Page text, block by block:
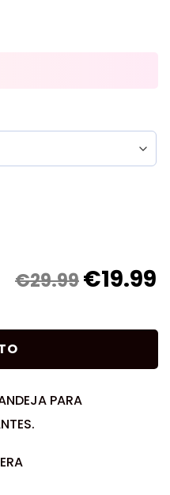
€29.99€19.99
PARA